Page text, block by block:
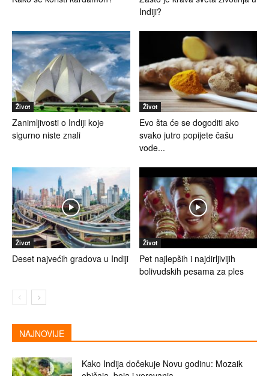
Indiji?
Život
Zanimljivosti o Indiji koje
sigurno niste znali
Život
Evo šta će se dogoditi ako
svako jutro popijete čašu
vode...
Život
Deset najvećih gradova u Indiji
Život
Pet najlepših i najdirljivijih
bolivudskih pesama za ples
NAJNOVIJE
Kako Indija dočekuje Novu godinu: Mozaik